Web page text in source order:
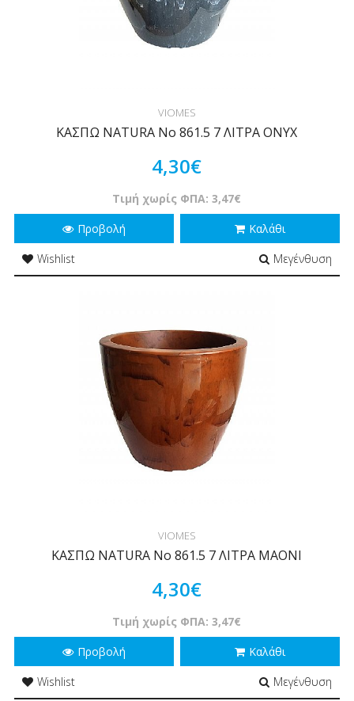
VIOMES
ΚΑΣΠΩ NATURA Νο 861.5 7 ΛΙΤΡΑ ONYX
4,30€
Τιμή χωρίς ΦΠΑ: 3,47€
Προβολή
Καλάθι
Wishlist
Μεγένθυση
VIOMES
ΚΑΣΠΩ NATURA Νο 861.5 7 ΛΙΤΡΑ MAONI
4,30€
Τιμή χωρίς ΦΠΑ: 3,47€
Προβολή
Καλάθι
Wishlist
Μεγένθυση